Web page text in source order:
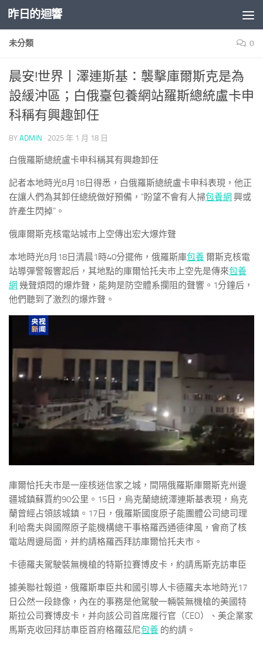
Skip to content
昨日的迴響
未分類 0
晨安!世界丨澤連斯基：襲擊庫爾斯克是為
設緩沖區；白俄臺包養網站羅斯總統盧卡申
科稱有興趣卸任
BY ADMIN · 2025 年 1 月 18 日
白俄羅斯總統盧卡申科稱其有興趣卸任
記者本地時光8月18日得悉，白俄羅斯總統盧卡申科表現，他正
在讓人們為其卸任總統做好預備，“盼望不會有人掃包養網 興或
許產生閃掉”。
俄庫爾斯克核電站城市上空傳出宏大爆炸聲
本地時光8月18日清晨1時40分擺佈，俄羅斯庫包養爾斯克核電
站導彈警報響起后，其地點的庫爾恰托夫市上空先是傳來包養
網 幾聲煩悶的爆炸聲，能夠是防空體系攔阻的聲響。1分鐘后，
他們聽到了激烈的爆炸聲。
庫爾恰托夫市是一座核迷信家之城，間隔俄羅斯庫爾斯克州邊
疆城鎮蘇賈約90公里。15日，烏克蘭總統澤連斯基表現，烏克
蘭曾經占領該城鎮。17日，俄羅斯國度原子能團體公司總司理
利哈喬夫與國際原子能機構總干事格羅西通德律風，會商了核
電站周邊局面，并約請格羅西拜訪庫爾恰托夫市。
卡德羅夫駕駛裝無機槍的特斯拉賽博皮卡，約請馬斯克訪車臣
據美聯社報道，俄羅斯車臣共和國引導人卡德羅夫本地時光17
日公然一段錄像，內在的事務是他駕駛一輛裝無機槍的美國特
斯拉公司賽博皮卡，并向該公司首席履行官（CEO）、美企業家
馬斯克收回拜訪車臣首府格羅茲尼包養 的約請。